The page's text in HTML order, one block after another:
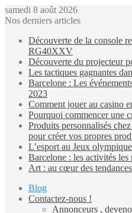
samedi 8 août 2026
Nos derniers articles
Découverte de la console
RG40XXV
Découverte du projecteur
Les tactiques gagnantes
Barcelone : Les
2023
Comment jouer au casino
Pourquoi commencer une
Produits personnalisés
pour créer vos propres
L’esport au Jeux
Barcelone : les activités
Art : au cœur des
Blog
Contactez-nous !
Annonceurs ,